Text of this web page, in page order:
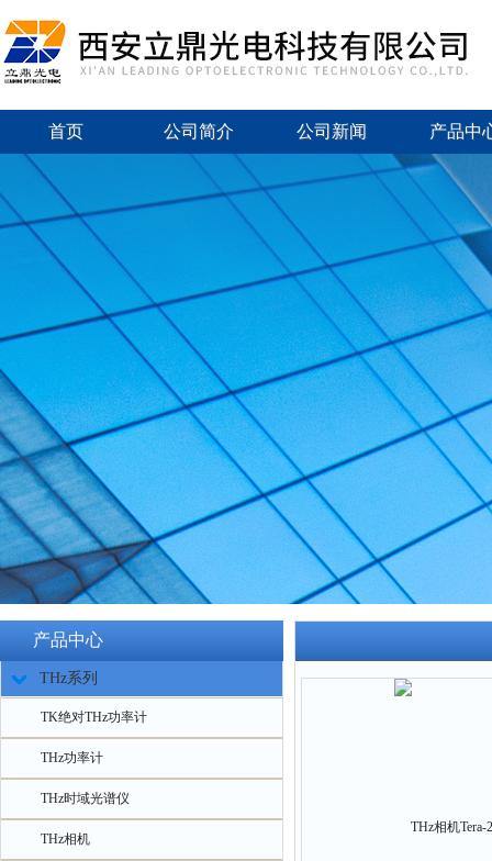
首页 公司简介 公司新闻 产品中
产品中心
THz系列
TK绝对THz功率计
THz功率计
THz时域光谱仪
THz相机